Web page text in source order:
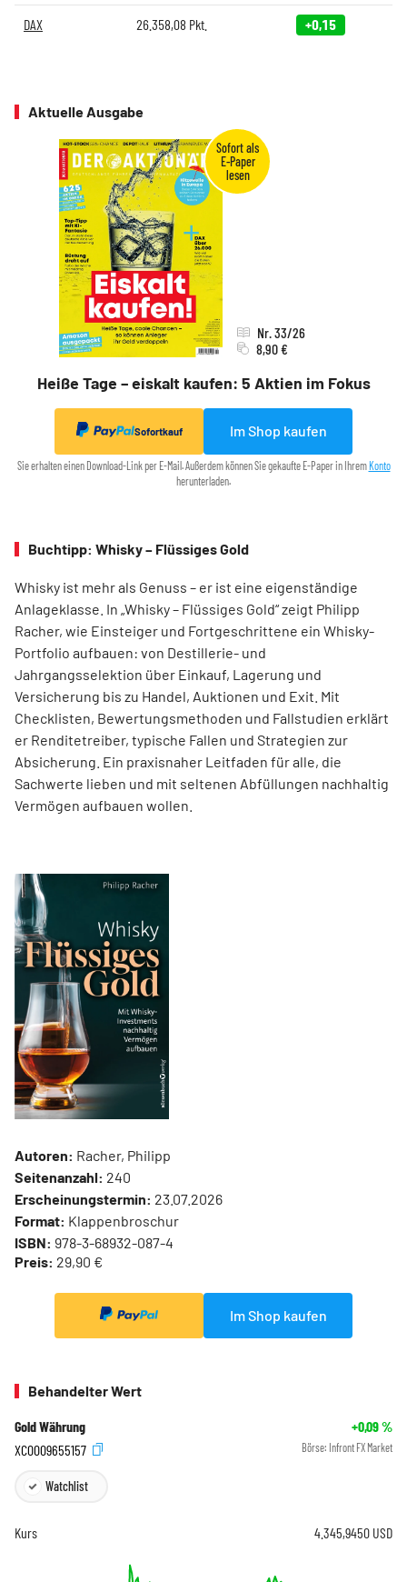
DAX 26.358,08 Pkt. +0,15
Aktuelle Ausgabe
Heiße Tage – eiskalt kaufen: 5 Aktien im Fokus
Nr. 33/26
8,90 €
Sofortkauf Im Shop kaufen
Sie erhalten einen Download-Link per E-Mail. Außerdem können Sie gekaufte E-Paper in IhremKonto
herunterladen.
Buchtipp: Whisky – Flüssiges Gold
Whisky ist mehr als Genuss – er ist eine eigenständige
Anlageklasse. In „Whisky – Flüssiges Gold“ zeigt Philipp
Racher, wie Einsteiger und Fortgeschrittene ein Whisky-
Portfolio aufbauen: von Destillerie- und
Jahrgangsselektion über Einkauf, Lagerung und
Versicherung bis zu Handel, Auktionen und Exit. Mit
Checklisten, Bewertungsmethoden und Fallstudien erklärt
er Renditetreiber, typische Fallen und Strategien zur
Absicherung. Ein praxisnaher Leitfaden für alle, die
Sachwerte lieben und mit seltenen Abfüllungen nachhaltig
Vermögen aufbauen wollen.
Autoren: Racher, Philipp
Seitenanzahl: 240
Erscheinungstermin: 23.07.2026
Format: Klappenbroschur
ISBN: 978-3-68932-087-4
Preis: 29,90 €
Im Shop kaufen
Behandelter Wert
Gold Währung +0,09%
XC0009655157
Börse: Infront FX Market
Watchlist
Kurs 4.345,9450 USD